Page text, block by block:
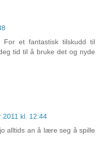
et fantastisk tilskudd til
tid til å bruke det og nyde
2011 kl. 12:44
alltids an å lære seg å spille